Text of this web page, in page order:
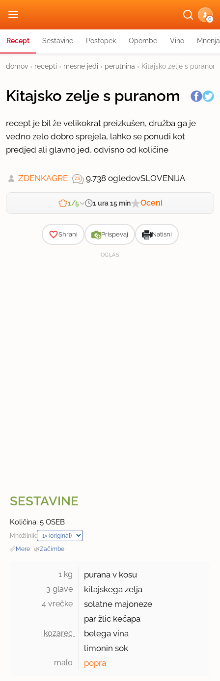
G
Recept Sestavine Postopek Opombe Vino Mnenja
domov › recepti › mesne jedi › perutnina › Kitajsko zelje s puranom
Kitajsko zelje s puranom
recept je bil že velikokrat preizkušen, družba ga je
vedno zelo dobro sprejela, lahko se ponudi kot
predjed ali glavno jed, odvisno od količine
ZDENKAGRE 9.738 ogledovSLOVENIJA
1/5 1 ura 15 min Oceni
Shrani Prispevaj Natisni
OGLAS
SESTAVINE
Količina: 5 OSEB
Množilnik:
📏Mere · 🌿Začimbe
1 kg purana v kosu
3 glave kitajskega zelja
4 vrečke
solatne majoneze
par žlic kečapa
kozarec
belega vina
limonin sok
malo popra